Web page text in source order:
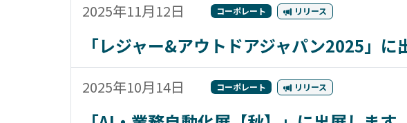
2025年11月12日 コーポレート リリース
「レジャー&アウトドアジャパン2025」に
2025年10月14日 コーポレート リリース